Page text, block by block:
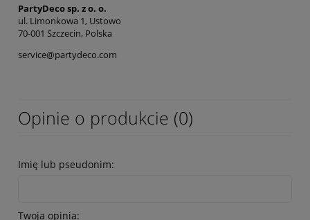
PartyDeco sp. z o. o.
ul. Limonkowa 1, Ustowo
70-001 Szczecin, Polska
service@partydeco.com
Opinie o produkcie (0)
Imię lub pseudonim:
Twoja opinia: